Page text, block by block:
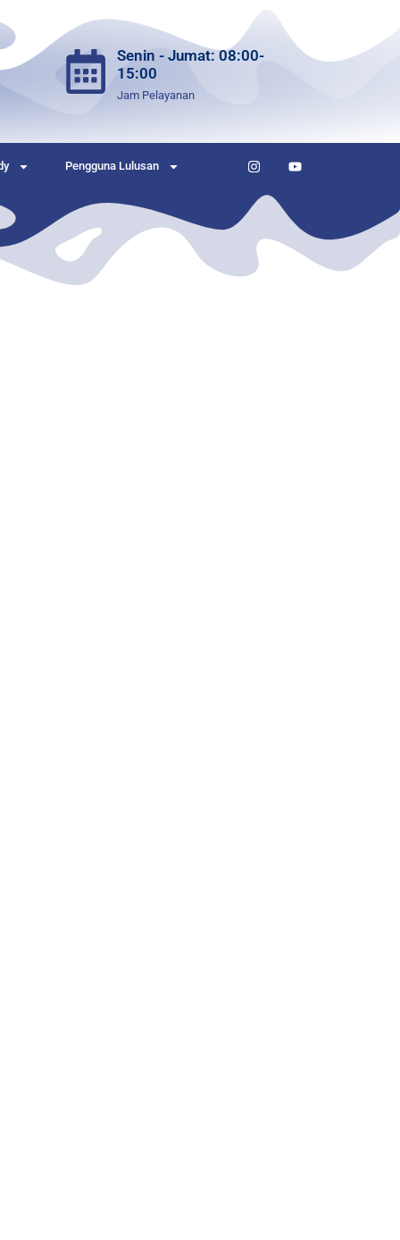
Senin - Jumat: 08:00-
15:00
Jam Pelayanan
Pengguna Lulusan